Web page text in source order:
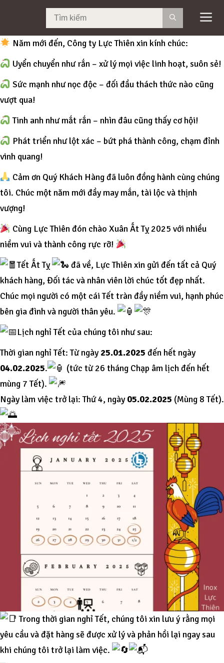
Tim
kiếm:
Năm mới đến, Công ty Lực Thiên xin kính chúc:
Uyển chuyển như rắn – xử lý mọi việc linh hoạt, suôn sẻ!
Sức mạnh như nọc độc – đối đầu thách thức nào cũng
vượt qua!
Tinh anh như mắt rắn – nhìn đâu cũng thấy cơ hội!
Phát triển như lột xác – bứt phá thành công, chạm đỉnh
vinh quang!
Cảm ơn Quý Khách Hàng đã luôn đồng hành cùng chúng
tôi. Chúc một năm mới đầy may mắn, tài lộc và thịnh
vượng!
Cùng Lực Thiên đón chào Xuân Ất Tỵ 2025 với nhiều
niềm vui và thành công rực rỡ!
Tết Ất Tỵ
đã về, Lực Thiên xin gửi đến tất cả Quý
khách hàng, Đối tác và nhân viên lời chúc tốt đẹp nhất.
Chúc mọi người có một cái Tết tràn đầy niềm vui, hạnh phúc
bên gia đình và người thân yêu.
Lịch nghỉ Tết của chúng tôi như sau:
Thời gian nghỉ Tết: Từ ngày25.01.2025 đến hết ngày
04.02.2025.
(tức từ 26 tháng Chạp âm lịch đến hết
mùng 7 Tết).
Ngày làm việc trở lại: Thứ 4, ngày05.02.2025 (Mùng 8 Tết).
Trong thời gian nghỉ Tết, chúng tôi xin lưu ý rằng mọi
yêu cầu và đặt hàng sẽ được xử lý và phản hồi lại ngay sau
khi chúng tôi trở lại làm việc.